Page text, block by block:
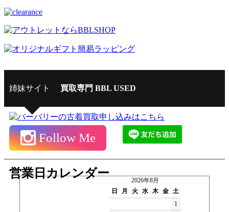
姉妹サイト 買取専門 BBL USED
Follow Me
営業日カレンダー
2026年8月
日
月 火 水 木 金 土
1